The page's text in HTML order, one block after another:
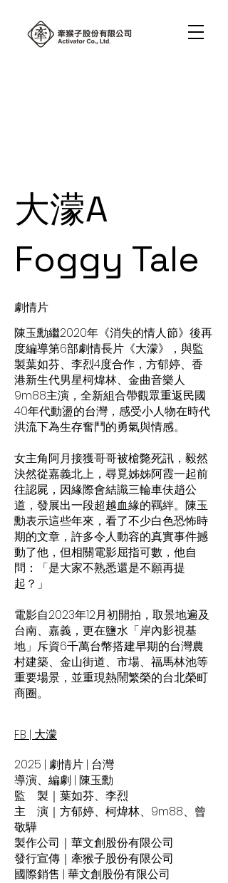
大濛A
Foggy Tale
劇情片
陳玉勳繼2020年《消失的情人節》後再
度編導第6部劇情長片《大濛》，與監
製葉如芬、李烈4度合作，方郁婷、香
港新生代男星柯煒林、金曲音樂人
9m88主演，全新組合帶觀眾重返民國
40年代動盪的台灣，感受小人物在時代
洪流下為生存奮鬥的勇氣與情感。
女主角阿月接獲哥哥被槍斃死訊，毅然
決然從嘉義北上，尋覓姊姊阿霞一起前
往認屍，因緣際會結識三輪車伕趙公
道，發展出一段超越血緣的羈絆。陳玉
勳表示這些年來，看了不少白色恐怖時
期的文章，許多令人動容的真實事件撼
動了他，但相關電影屈指可數，他自
問：「是大家不熟悉還是不願再提
起？」
電影自2023年12月初開拍，取景地遍及
台南、嘉義，更在鹽水「岸內影視基
地」斥資6千萬台幣搭建早期的台灣農
村建築、金山街道、市場、福馬林池等
重要場景，並重現熱鬧繁榮的台北榮町
商圈。
FB | 大濛
2025 | 劇情片 | 台灣
導演、編劇 | 陳玉勳
監 製｜葉如芬、李烈
主 演｜方郁婷、柯煒林、9m88、曾
敬驊
製作公司｜華文創股份有限公司
發行宣傳｜牽猴子股份有限公司
國際銷售 | 華文創股份有限公司